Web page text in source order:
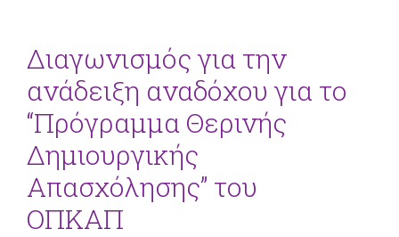
Διαγωνισμός για την
ανάδειξη αναδόχου για το
“Πρόγραμμα Θερινής
Δημιουργικής
Απασχόλησης” του
ΟΠΚΑΠ